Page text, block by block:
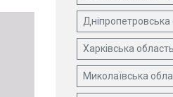
Дніпропетровська
Харківська область
Миколаївська